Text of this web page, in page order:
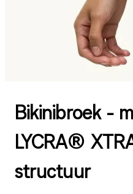
Bikinibroek -
LYCRA®
structuur